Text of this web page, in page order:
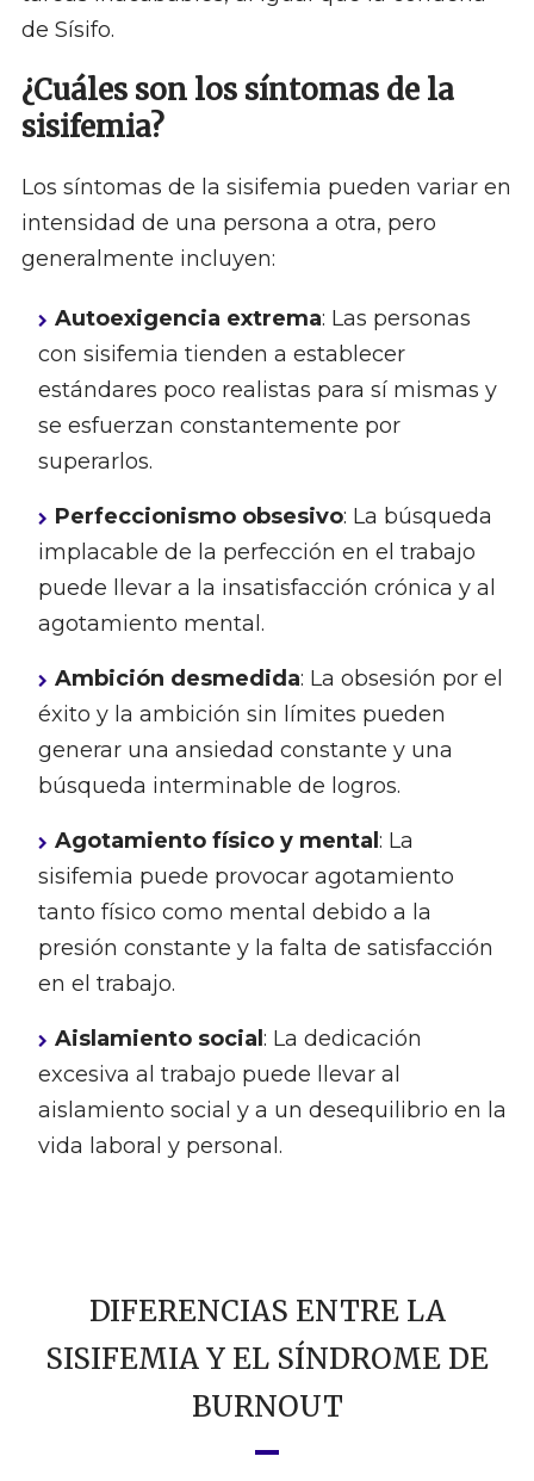
de Sísifo.
¿Cuáles son los síntomas de la
sisifemia?
Los síntomas de la sisifemia pueden variar en
intensidad de una persona a otra, pero
generalmente incluyen:
Autoexigencia extrema: Las personas
con sisifemia tienden a establecer
estándares poco realistas para sí mismas y
se esfuerzan constantemente por
superarlos.
Perfeccionismo obsesivo: La búsqueda
implacable de la perfección en el trabajo
puede llevar a la insatisfacción crónica y al
agotamiento mental.
Ambición desmedida: La obsesión por el
éxito y la ambición sin límites pueden
generar una ansiedad constante y una
búsqueda interminable de logros.
Agotamiento físico y mental : La
sisifemia puede provocar agotamiento
tanto físico como mental debido a la
presión constante y la falta de satisfacción
en el trabajo.
Aislamiento social : La dedicación
excesiva al trabajo puede llevar al
aislamiento social y a un desequilibrio en la
vida laboral y personal.
DIFERENCIAS ENTRE LA
SISIFEMIA Y EL SÍNDROME DE
BURNOUT